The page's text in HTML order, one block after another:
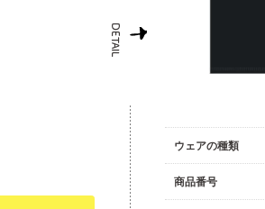
ウェアの種類
商品番号